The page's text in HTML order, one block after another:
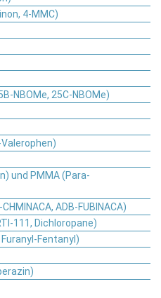
4-MMC)
NBOMe, 25C-NBOMe)
und PMMA (Para-
ADB-FUBINACA)
111, Dichloropane)
Fentanyl)